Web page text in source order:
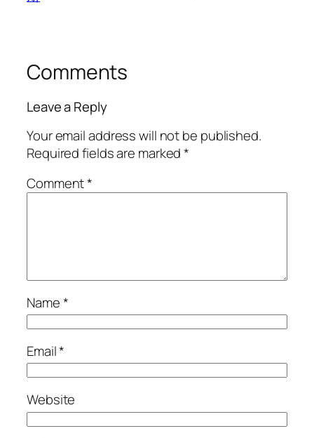
Comments
Leave a Reply
Your email address will not be published.
Required fields are marked*
Comment*
Name*
Email*
Website